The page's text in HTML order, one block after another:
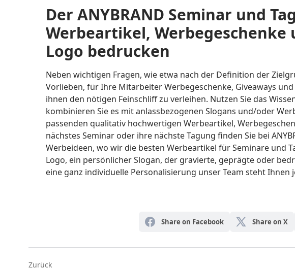
Der ANYBRAND Seminar und
Werbeartikel, Werbegeschenke
Logo bedrucken
Neben wichtigen Fragen, wie etwa nach der Definition der
Vorlieben, für Ihre Mitarbeiter Werbegeschenke, Giveaways
ihnen den nötigen Feinschliff zu verleihen. Nutzen Sie das
kombinieren Sie es mit anlassbezogenen Slogans und/oder
passenden qualitativ hochwertigen Werbeartikel,
nächstes Seminar oder ihre nächste Tagung finden Sie bei
Werbeideen, wo wir die besten Werbeartikel für Seminare und
Logo, ein persönlicher Slogan, der gravierte, geprägte oder
eine ganz individuelle Personalisierung unser Team steht Ihnen
Share on Facebook Share on X
Zurück